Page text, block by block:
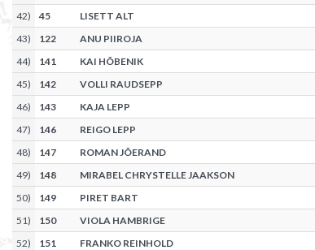
42) 45 LISETT ALT
43) 122 ANU PIIROJA
44) 141 KAI HÕBENIK
45) 142 VOLLI RAUDSEPP
46) 143 KAJA LEPP
47) 146 REIGO LEPP
48) 147 ROMAN JÕERAND
49) 148 MIRABEL CHRYSTELLE JAAKSON
50) 149 PIRET BART
51) 150 VIOLA HAMBRIGE
52) 151 FRANKO REINHOLD